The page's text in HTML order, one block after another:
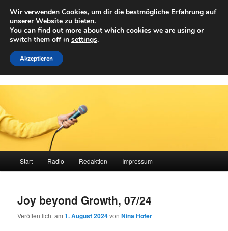
primären
Inhalt
springenAchwelle
Campus Medien der Fachhochschule Vorarlberg
Start Radio Redaktion Impressum
Joy beyond Growth, 07/24
Veröffentlicht am1. August 2024vonNina Hofer
Wir verwenden Cookies, um dir die bestmögliche Erfahrung auf
unserer Website zu bieten.
You can find out more about which cookies we are using or
switch them off in settings.
Akzeptieren